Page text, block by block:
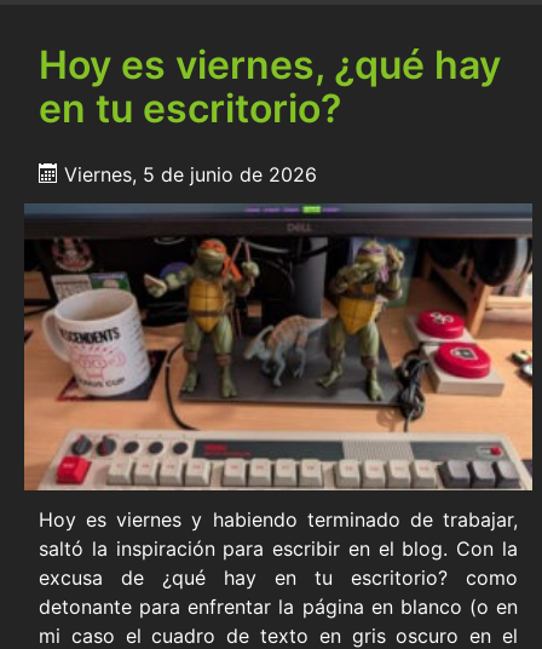
Hoy es viernes, ¿qué hay
en tu escritorio?
Viernes, 5 de junio de 2026
Hoy es viernes y habiendo terminado de trabajar,
saltó la inspiración para escribir en el blog. Con la
excusa de ¿qué hay en tu escritorio? como
detonante para enfrentar la página en blanco (o en
mi caso el cuadro de texto en gris oscuro en el